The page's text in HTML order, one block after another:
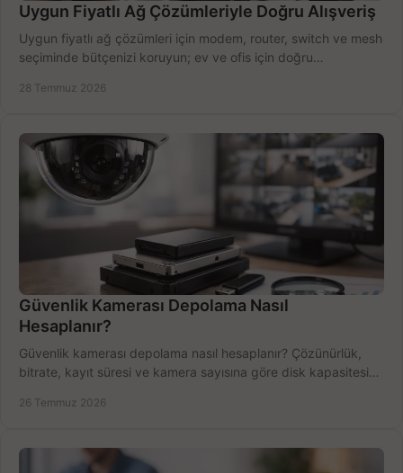
Uygun Fiyatlı Ağ Çözümleriyle Doğru Alışveriş
Uygun fiyatlı ağ çözümleri için modem, router, switch ve mesh
seçiminde bütçenizi koruyun; ev ve ofis için doğru
28 Temmuz 2026
Güvenlik Kamerası Depolama Nasıl
Hesaplanır?
Güvenlik kamerası depolama nasıl hesaplanır? Çözünürlük,
bitrate, kayıt süresi ve kamera sayısına göre disk kapasitesini
26 Temmuz 2026